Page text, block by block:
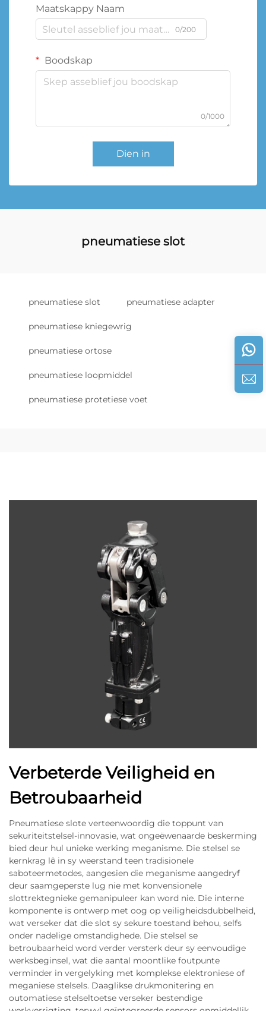
Maatskappy Naam
0/200
Boodskap
0/1000
Dien in
pneumatiese slot
pneumatiese slot pneumatiese adapter
pneumatiese kniegewrig
pneumatiese ortose
pneumatiese loopmiddel
pneumatiese protetiese voet
Verbeterde Veiligheid en
Betroubaarheid
Pneumatiese slote verteenwoordig die toppunt van
sekuriteitstelsel-innovasie, wat ongeëwenaarde beskerming
bied deur hul unieke werking meganisme. Die stelsel se
kernkrag lê in sy weerstand teen tradisionele
saboteermetodes, aangesien die meganisme aangedryf
deur saamgeperste lug nie met konvensionele
slottrektegnieke gemanipuleer kan word nie. Die interne
komponente is ontwerp met oog op veiligheidsdubbelheid,
wat verseker dat die slot sy sekure toestand behou, selfs
onder nadelige omstandighede. Die stelsel se
betroubaarheid word verder versterk deur sy eenvoudige
werksbeginsel, wat die aantal moontlike foutpunte
verminder in vergelyking met komplekse elektroniese of
meganiese stelsels. Daaglikse drukmonitering en
outomatiese stelseltoetse verseker bestendige